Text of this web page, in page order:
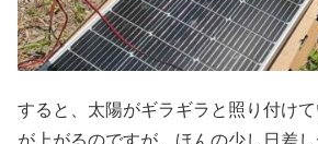
すると、太陽がギラギラと照り付け